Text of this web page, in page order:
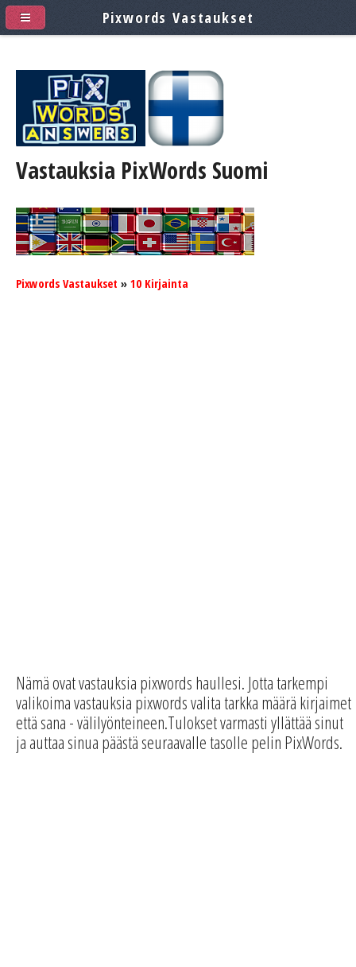
Vastauksia PixWords Suomi
Pixwords Vastaukset » 10 Kirjainta
Nämä ovat vastauksia pixwords haullesi. Jotta tarkempi
valikoima vastauksia pixwords valita tarkka määrä kirjaimet
että sana - välilyönteineen.Tulokset varmasti yllättää sinut
ja auttaa sinua päästä seuraavalle tasolle pelin PixWords.
Pixwords Vastaukset